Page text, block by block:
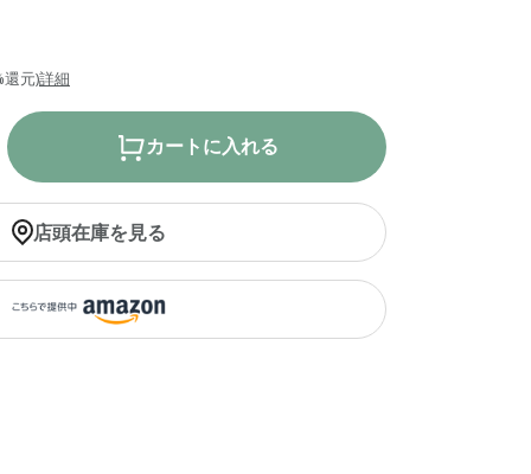
還元)詳細
カートに入れる
店頭在庫を見る